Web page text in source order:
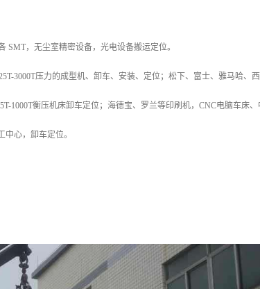
，无尘室精密设备，光电设备搬运定位。
3000T压力的成型机、卸车、安装、定位；松下、富士、雅马哈、
1000T衡压机床卸车定位；海德宝、罗兰等印刷机，CNC电脑车床
心，卸车定位。